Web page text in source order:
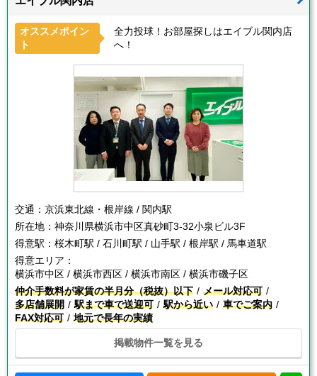
オススメポイン
ト
全力投球！お部屋探しはエイブル関内店
へ！
交通： 京浜東北線・根岸線 / 関内駅
所在地： 神奈川県横浜市中区真砂町3-32小泉ビル3F
得意駅： 桜木町駅 / 石川町駅 / 山手駅 / 根岸駅 / 馬車道駅
得意エリア：
横浜市中区 / 横浜市西区 / 横浜市南区 / 横浜市磯子区
仲介手数料が家賃の半月分（税抜）以下
メール対応可
多店舗展開
駅まで車で送迎可 駅から近い
車でご案内
FAX対応可
地元で長年の実績
掲載物件一覧を見る